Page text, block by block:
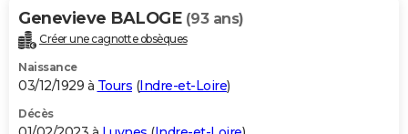
Genevieve BALOGE (93 ans)
Créer une cagnotte obsèques
Naissance
03/12/1929 à Tours (Indre-et-Loire)
Décès